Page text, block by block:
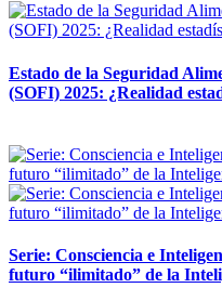
Estado de la Seguridad
(SOFI) 2025: ¿Realidad
Serie: Consciencia e
futuro “ilimitado” de la